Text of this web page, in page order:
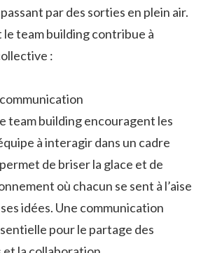
par des sorties en plein air.
le team building contribue à
:
team building encouragent les
à interagir dans un cadre
de briser la glace et de
où chacun se sent à l’aise
idées. Une communication
pour le partage des